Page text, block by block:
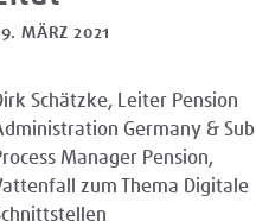
MÄRZ 2021
Schätzke, Leiter Pension
Germany & Sub
Manager Pension,
zum Thema Digitale